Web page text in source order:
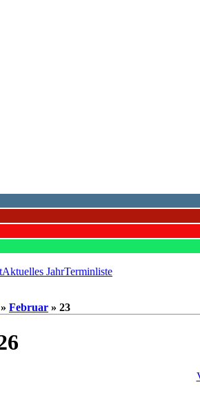
Aktuelles JahrTerminliste
» Februar » 23